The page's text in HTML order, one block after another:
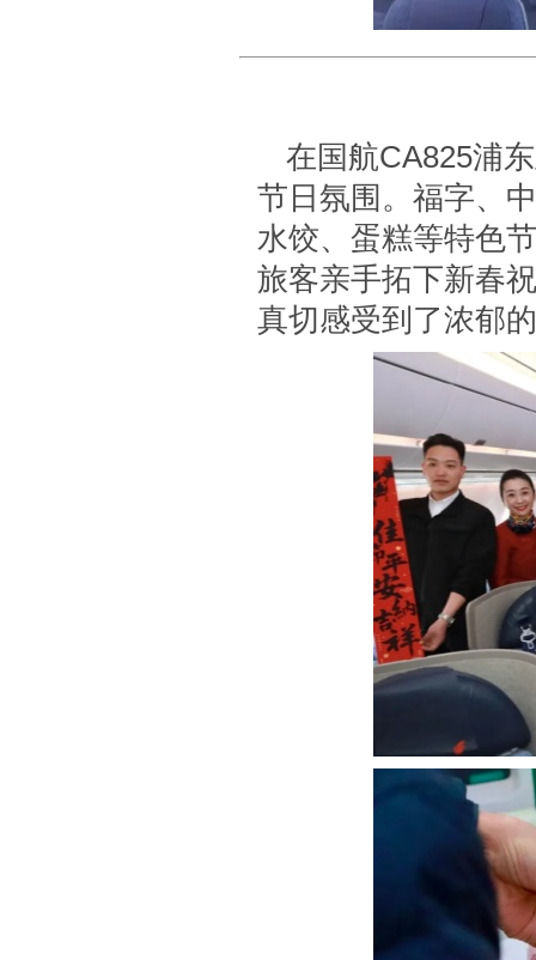
在国航CA825浦
节日氛围。福字、
水饺、蛋糕等特色
旅客亲手拓下新春
真切感受到了浓郁